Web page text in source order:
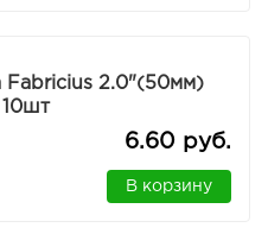
Fabricius 2.0"(50мм)
10шт
6.60 руб.
В корзину